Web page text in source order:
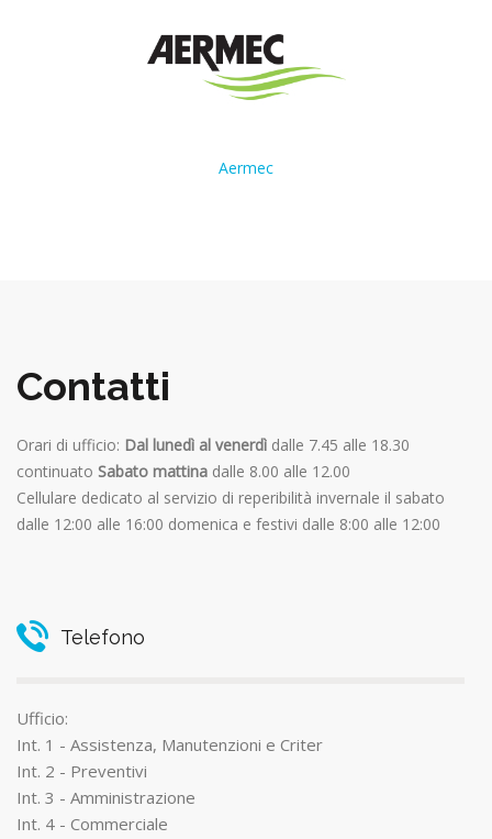
Aermec
Contatti
Orari di ufficio: Dal lunedì al venerdì dalle 7.45 alle 18.30
continuato Sabato mattina dalle 8.00 alle 12.00
Cellulare dedicato al servizio di reperibilità invernale il sabato
dalle 12:00 alle 16:00 domenica e festivi dalle 8:00 alle 12:00
Telefono
Ufficio:
Int. 1 - Assistenza, Manutenzioni e Criter
Int. 2 - Preventivi
Int. 3 - Amministrazione
Int. 4 - Commerciale